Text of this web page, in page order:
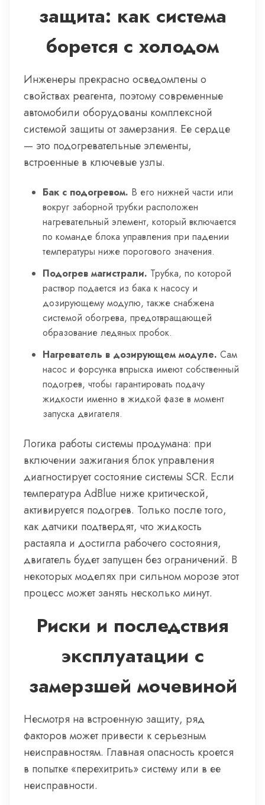
защита: как система
борется с холодом
Инженеры прекрасно осведомлены о
свойствах реагента, поэтому современные
автомобили оборудованы комплексной
системой защиты от замерзания. Ее сердце
— это подогревательные элементы,
встроенные в ключевые узлы.
Бак с подогревом. В его нижней части или
вокруг заборной трубки расположен
нагревательный элемент, который включается
по команде блока управления при падении
температуры ниже порогового значения.
Подогрев магистрали. Трубка, по которой
раствор подается из бака к насосу и
дозирующему модулю, также снабжена
системой обогрева, предотвращающей
образование ледяных пробок.
Нагреватель в дозирующем модуле. Сам
насос и форсунка впрыска имеют собственный
подогрев, чтобы гарантировать подачу
жидкости именно в жидкой фазе в момент
запуска двигателя.
Логика работы системы продумана: при
включении зажигания блок управления
диагностирует состояние системы SCR. Если
температура AdBlue ниже критической,
активируется подогрев. Только после того,
как датчики подтвердят, что жидкость
растаяла и достигла рабочего состояния,
двигатель будет запущен без ограничений. В
некоторых моделях при сильном морозе этот
процесс может занять несколько минут.
Риски и последствия
эксплуатации с
замерзшей мочевиной
Несмотря на встроенную защиту, ряд
факторов может привести к серьезным
неисправностям. Главная опасность кроется
в попытке «перехитрить» систему или в ее
неисправности.